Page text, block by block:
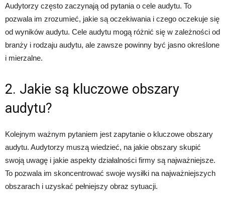
Audytorzy często zaczynają od pytania o cele audytu. To
pozwala im zrozumieć, jakie są oczekiwania i czego oczekuje się
od wyników audytu. Cele audytu mogą różnić się w zależności od
branży i rodzaju audytu, ale zawsze powinny być jasno określone
i mierzalne.
2. Jakie są kluczowe obszary
audytu?
Kolejnym ważnym pytaniem jest zapytanie o kluczowe obszary
audytu. Audytorzy muszą wiedzieć, na jakie obszary skupić
swoją uwagę i jakie aspekty działalności firmy są najważniejsze.
To pozwala im skoncentrować swoje wysiłki na najważniejszych
obszarach i uzyskać pełniejszy obraz sytuacji.